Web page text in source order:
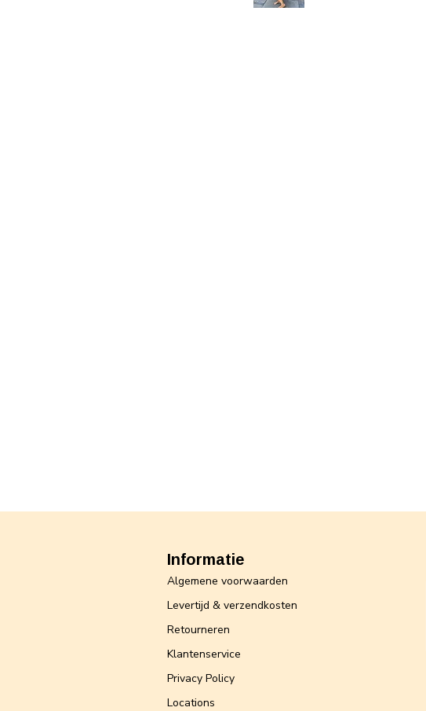
Informatie
Algemene voorwaarden
Levertijd & verzendkosten
Retourneren
Klantenservice
Privacy Policy
Locations